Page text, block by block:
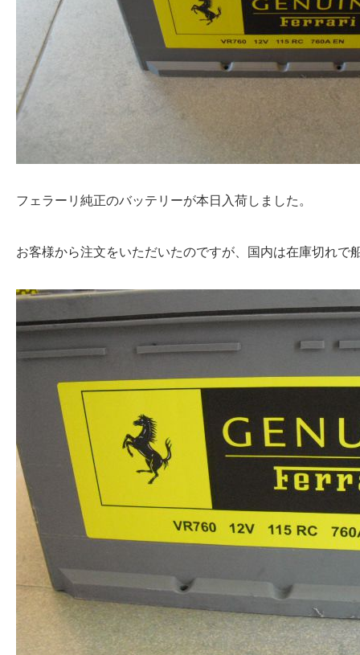
フェラーリ純正のバッテリーが本日入荷しました。
お客様から注文をいただいたのですが、国内は在庫切れで